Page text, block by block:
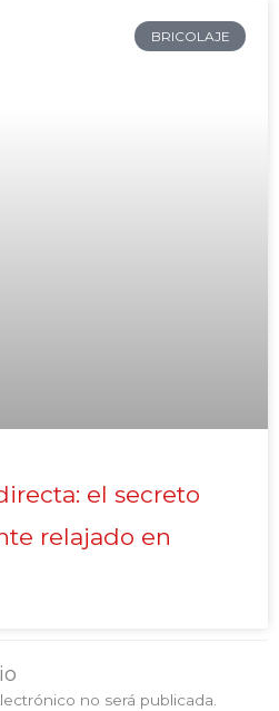
BRICOLAJE
el secreto
relajado en
no será publicada.